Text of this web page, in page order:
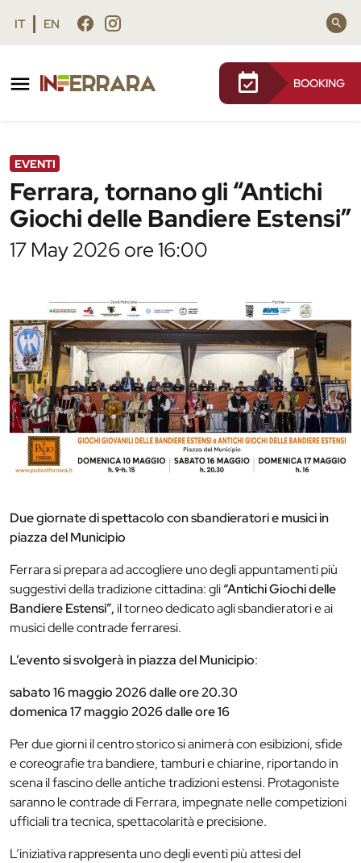
Vai al contenuto principale
Vai al footer
IT EN
BOOKING
Ferrara, tornano gli “Antichi Giochi delle
EVENTI
Ferrara, tornano gli “Antichi
Giochi delle Bandiere Estensi”
17 May 2026 ore 16:00
Due giornate di spettacolo con sbandieratori e musici in
piazza del Municipio
Ferrara si prepara ad accogliere uno degli appuntamenti più
suggestivi della tradizione cittadina: gli“Antichi Giochi delle
Bandiere Estensi”, il torneo dedicato agli sbandieratori e ai
musici delle contrade ferraresi.
L’evento si svolgerà in piazza del Municipio:
sabato 16 maggio 2026 dalle ore 20.30
domenica 17 maggio 2026 dalle ore 16
Per due giorni il centro storico si animerà con esibizioni, sfide
e coreografie tra bandiere, tamburi e chiarine, riportando in
scena il fascino delle antiche tradizioni estensi. Protagoniste
saranno le contrade di Ferrara, impegnate nelle competizioni
ufficiali tra tecnica, spettacolarità e precisione.
L’iniziativa rappresenta uno degli eventi più attesi del